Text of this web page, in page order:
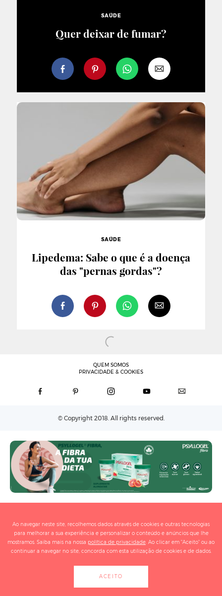
SAÚDE
Quer deixar de fumar?
SAÚDE
Lipedema: Sabe o que é a doença
das "pernas gordas"?
QUEM SOMOS
PRIVACIDADE & COOKIES
© Copyright 2018. All rights reserved.
Ao navegar neste site, recolhemos dados através de cookies e outras tecnologias
para melhorar a sua experiência e personalizar o conteúdo e anúncios que lhe
mostramos. Saiba mais na nossa política de privacidade. Ao clicar em "Aceito" ou ao
continuar a navegar no site, concorda com esta utilização de cookies e de dados.
ACEITO